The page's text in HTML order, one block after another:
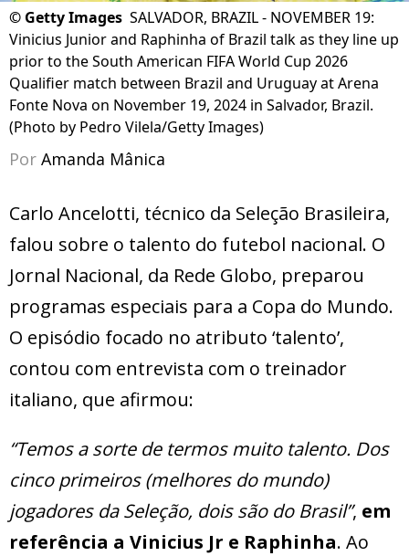
© Getty Images SALVADOR, BRAZIL - NOVEMBER 19:
Vinicius Junior and Raphinha of Brazil talk as they line up
prior to the South American FIFA World Cup 2026
Qualifier match between Brazil and Uruguay at Arena
Fonte Nova on November 19, 2024 in Salvador, Brazil.
(Photo by Pedro Vilela/Getty Images)
Por Amanda Mânica
Carlo Ancelotti, técnico da Seleção Brasileira,
falou sobre o talento do futebol nacional. O
Jornal Nacional, da Rede Globo, preparou
programas especiais para a Copa do Mundo.
O episódio focado no atributo ‘talento’,
contou com entrevista com o treinador
italiano, que afirmou:
“Temos a sorte de termos muito talento. Dos
cinco primeiros (melhores do mundo)
jogadores da Seleção, dois são do Brasil”, em
referência a Vinicius Jr e Raphinha. Ao